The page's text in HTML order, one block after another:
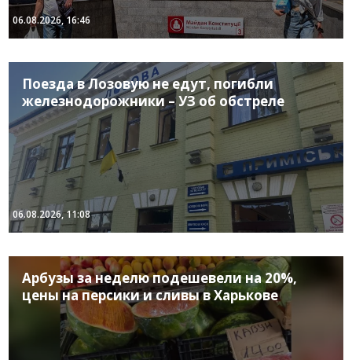
06.08.2026, 16:46
Поезда в Лозовую не едут, погибли
железнодорожники – УЗ об обстреле
06.08.2026, 11:08
Арбузы за неделю подешевели на 20%,
цены на персики и сливы в Харькове